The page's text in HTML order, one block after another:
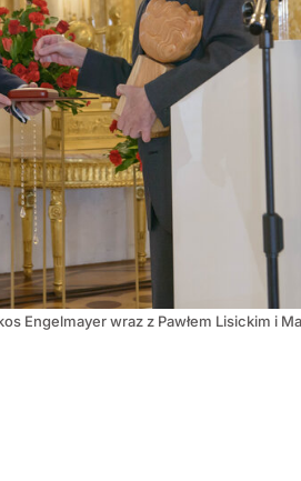
Engelmayer wraz z Pawłem Lisickim i